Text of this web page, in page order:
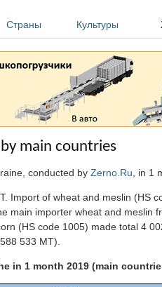
Страны Культуры
main countries
conducted by Zerno.Ru , in 1
Import of wheat and meslin (HS
importer wheat and meslin
(HS code 1005) made total 4
533 MT).
in 1 month 2019 (main